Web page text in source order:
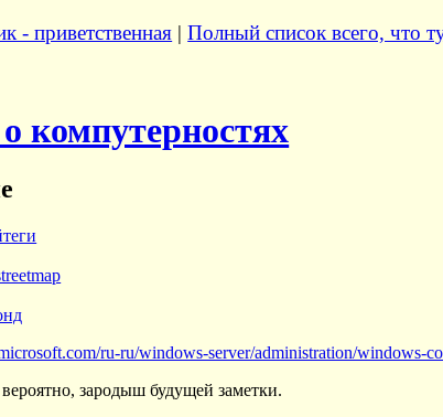
- приветственная |Полный список всего, что
компутерностях
ru-ru/windows-server/administration/windows-
зародыш будущей заметки.